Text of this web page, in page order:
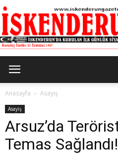
Anasayfa Asayiş
Asayiş
Arsuz’da
Temas Sağlandı!